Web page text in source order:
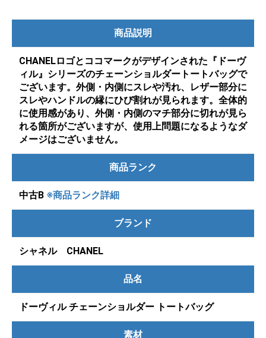
商品説明
CHANELロゴとココマークがデザインされた『ドーヴ
ィル』シリーズのチェーンショルダートートバッグで
ございます。外側・内側にスレや汚れ、レザー部分に
スレやハンドルの縁にひび割れが見られます。全体的
に使用感があり、外側・内側のマチ部分に切れが見ら
れる箇所がございますが、使用上問題になるようなダ
メージはございません。
商品ランク
中古B ※商品ランク詳細
ブランド
シャネル CHANEL
品名
ドーヴィル チェーンショルダー トートバッグ
素材